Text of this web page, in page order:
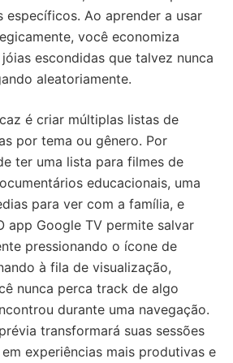
específicos. Ao aprender a usar
você economiza
escondidas que talvez nunca
aleatoriamente.
é criar múltiplas listas de
por tema ou gênero. Por
ter uma lista para filmes de
educacionais, uma
para ver com a família, e
app Google TV permite salvar
pressionando o ícone de
à fila de visualização,
nunca perca track de algo
durante uma navegação.
transformará suas sessões
experiências mais produtivas e